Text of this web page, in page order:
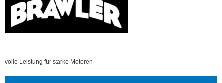
volle Leistung für starke Motoren